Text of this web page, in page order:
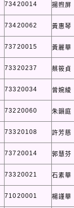
73420014 揚煦屏
73420062 黃惠琴
73720015 黃麗華
73320237 蔡筱貞
73320034 曾婉綾
73220060 朱韻庭
73320108 許芳慈
73720014 郭慧芬
73320021 石素華
71020001 楊謹華